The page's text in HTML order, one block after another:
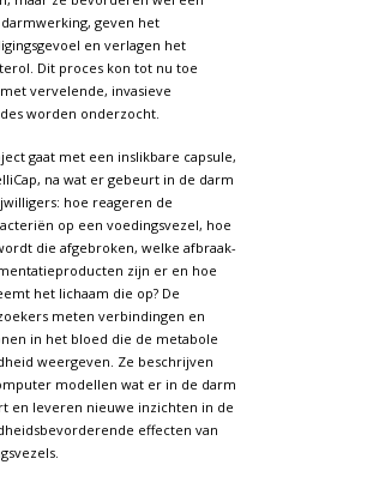
geven het
en verlagen het
Dit proces kon tot nu toe
vervelende, invasieve
worden onderzocht.
gaat met een inslikbare capsule,
na wat er gebeurt in de darm
hoe reageren de
op een voedingsvezel, hoe
die afgebroken, welke afbraak-
zijn er en hoe
het lichaam die op? De
meten verbindingen en
in het bloed die de metabole
weergeven. Ze beschrijven
modellen wat er in de darm
en leveren nieuwe inzichten in de
effecten van